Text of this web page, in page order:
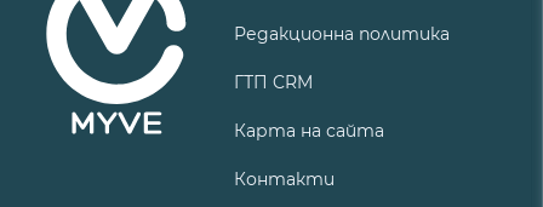
Редакционна политика
ГТП CRM
Карта на сайта
Контакти